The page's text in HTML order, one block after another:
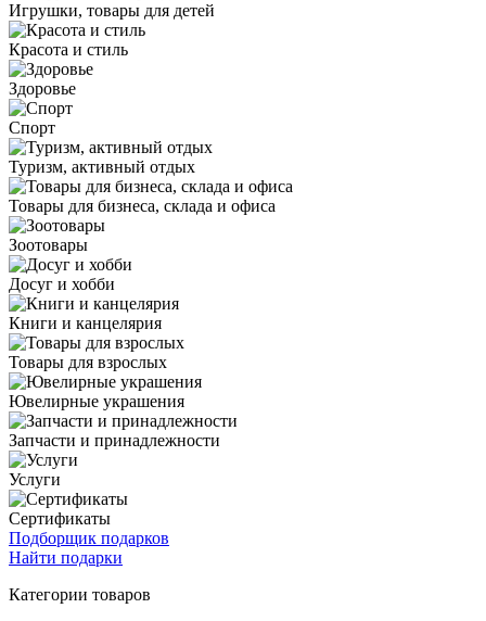
Игрушки, товары для детей
Красота и стиль
Здоровье
Спорт
Туризм, активный отдых
Товары для бизнеса, склада и офиса
Зоотовары
Досуг и хобби
Книги и канцелярия
Товары для взрослых
Ювелирные украшения
Запчасти и принадлежности
Услуги
Сертификаты
Подборщик подарков
Найти подарки
Категории товаров